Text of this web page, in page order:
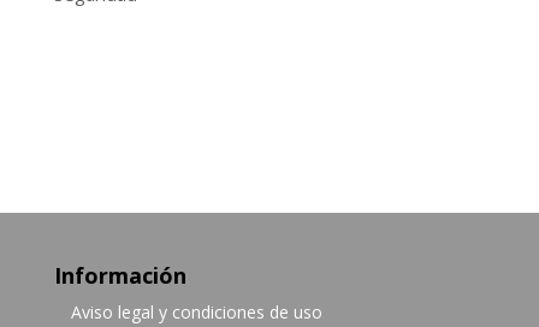
Información
Aviso legal y condiciones de uso